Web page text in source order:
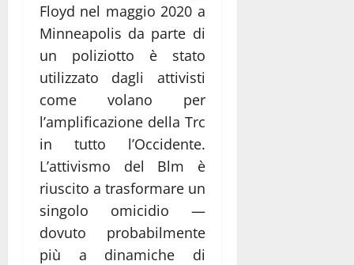
Floyd nel maggio 2020 a
Minneapolis da parte di
un poliziotto è stato
utilizzato dagli attivisti
come volano per
l’amplificazione della Trc
in tutto l’Occidente.
L’attivismo del Blm è
riuscito a trasformare un
singolo omicidio —
dovuto probabilmente
più a dinamiche di